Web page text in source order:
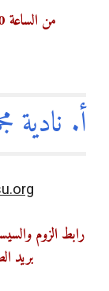
من الساعة 5:00 - 5:45 مساءً يومي
أ. نادية
بريد